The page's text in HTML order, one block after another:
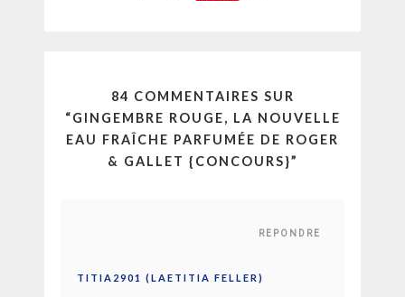
84 COMMENTAIRES SUR
“GINGEMBRE ROUGE, LA NOUVELLE
EAU FRAÎCHE PARFUMÉE DE ROGER
& GALLET {CONCOURS}”
REPONDRE
TITIA2901 (LAETITIA FELLER)